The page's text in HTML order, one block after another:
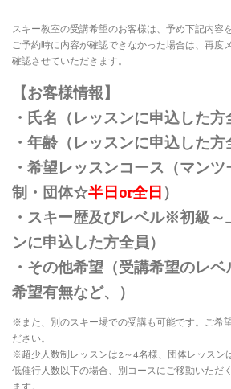
スキー教室の受講希望のお客様は、予め下記内容
ご予約時に内容が確認できなかった場合は、再度
確認させていただきます。
【お客様情報】
・氏名（レッスンに申込した方
・年齢（レッスンに申込した方
・希望レッスンコース（マン
制・団体☆半日or全日）
・スキー歴及びレベル※初級
ンに申込した方全員）
・その他希望（受講希望のレ
希望有無など、）
※また、別のスキー場での受講も可能です。ご希
ださい。
※超少人数制レッスンは2～4名様、団体レッスン
低催行人数以下の場合、別コースにご移動いただ
ます。